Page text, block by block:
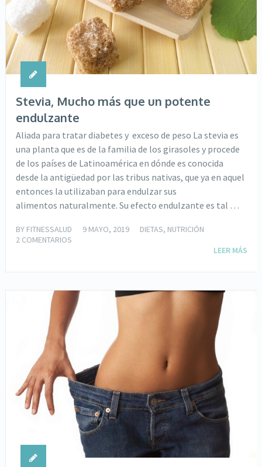
Stevia, Mucho más que un potente
endulzante
Aliada para tratar diabetes y exceso de peso La stevia es
una planta que es de la familia de los girasoles y procede
de los países de Latinoamérica en dónde es conocida
desde la antigüedad por las tribus nativas, que ya en aquel
entonces la utilizaban para endulzar sus
alimentos naturalmente. Su efecto endulzante es tal …
BY FITNESSALUD 9 MAYO, 2019 DIETAS, NUTRICIÓN
2 COMENTARIOS
LEER MÁS